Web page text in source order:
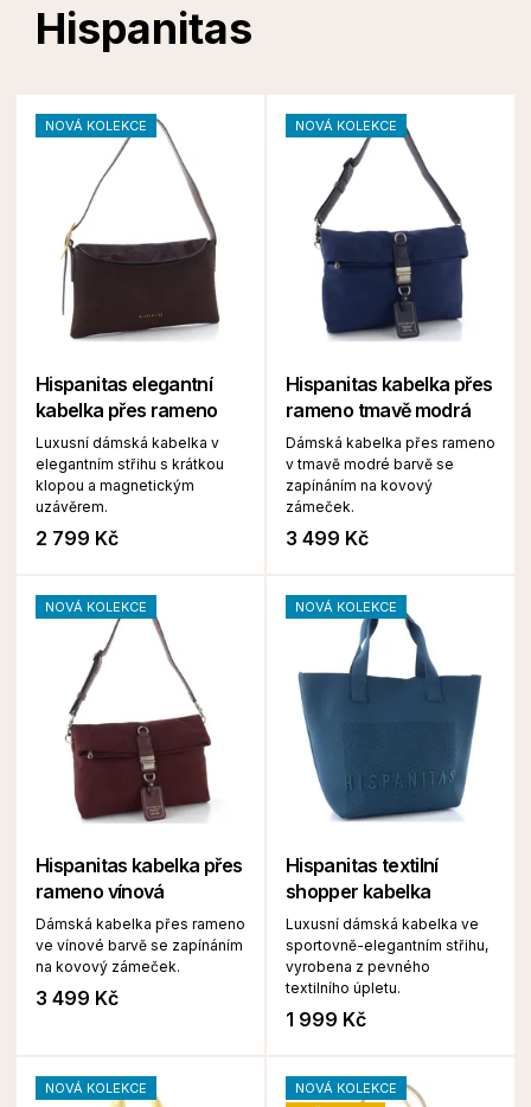
Hispanitas
NOVÁ KOLEKCE
Hispanitas elegantní
kabelka přes rameno
Luxusní dámská kabelka v
elegantním střihu s krátkou
klopou a magnetickým
uzávěrem.
2 799 Kč
NOVÁ KOLEKCE
Hispanitas kabelka přes
rameno tmavě modrá
Dámská kabelka přes rameno
v tmavě modré barvě se
zapínáním na kovový
zámeček.
3 499 Kč
NOVÁ KOLEKCE
Hispanitas kabelka přes
rameno vínová
Dámská kabelka přes rameno
ve vínové barvě se zapínáním
na kovový zámeček.
3 499 Kč
NOVÁ KOLEKCE
Hispanitas textilní
shopper kabelka
Luxusní dámská kabelka ve
sportovně-elegantním střihu,
vyrobena z pevného
textilního úpletu.
1 999 Kč
NOVÁ KOLEKCE
NOVÁ KOLEKCE